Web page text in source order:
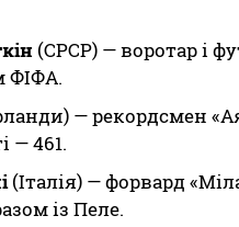
(СРСР) — воротар і
ФІФА.
— рекордсмен
— 461.
(Італія) — форвард
із Пеле.